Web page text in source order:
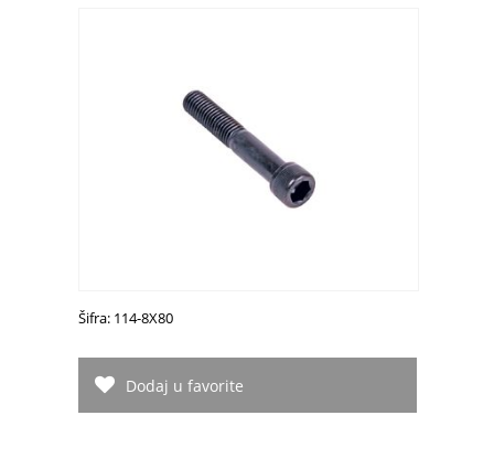
Šifra: 114-8X80
Dodaj u favorite